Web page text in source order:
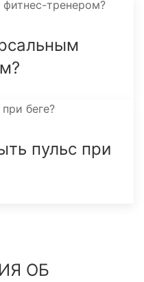
пульс при
ОБ